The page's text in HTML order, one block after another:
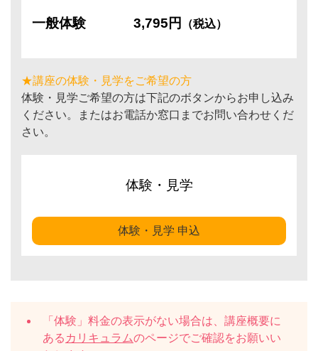
一般体験 3,795円 （税込）
★講座の体験・見学をご希望の方
体験・見学ご希望の方は下記のボタンからお申し込み
ください。またはお電話か窓口までお問い合わせくだ
さい。
体験・見学
体験・見学 申込
「体験」料金の表示がない場合は、講座概要に
ある カリキュラムのページでご確認をお願いい